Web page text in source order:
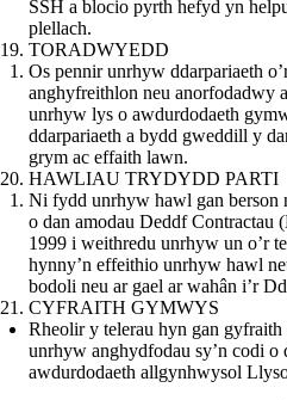
SSH a blocio pyrth hefyd yn
plellach.
TORADWYEDD
Os pennir unrhyw ddarpariaeth
anghyfreithlon neu anorfodadwy
unrhyw lys o awdurdodaeth
ddarpariaeth a bydd gweddill y
grym ac effaith lawn.
HAWLIAU TRYDYDD PARTI
Ni fydd unrhyw hawl gan berson
o dan amodau Deddf Contractau
1999 i weithredu unrhyw un o’r
hynny’n effeithio unrhyw hawl
bodoli neu ar gael ar wahân i’r
CYFRAITH GYMWYS
Rheolir y telerau hyn gan
unrhyw anghydfodau sy’n codi o
awdurdodaeth allgynhwysol